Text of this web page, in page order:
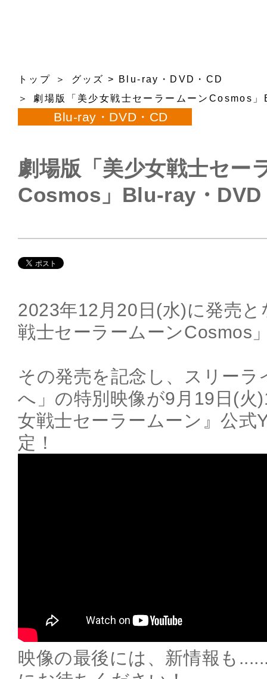
トップ グッズ >
Blu-ray・DVD・CD
劇場版「美少女戦士セーラームーンCosmos
Blu-ray・DVD・CD
劇場版「美少女戦士セー
Cosmos」Blu-ray・DVD
2023年12月20日(水)に発売
戦士セーラームーンCosmos
その発売を記念し、スリーラ
へ」の特別映像が9月19日(火
女戦士セーラームーン』公式
定！
映像の最後には、新情報も